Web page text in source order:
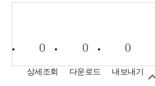
0
상세조회
0
다운로드
0
내보내기